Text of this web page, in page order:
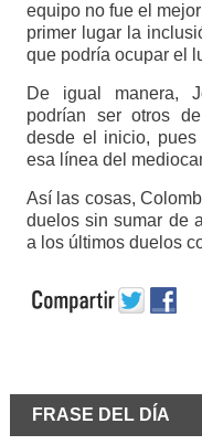
equipo no fue el
primer lugar la
que podría ocupar el
De igual manera,
podrían ser otros
desde el inicio, pues
esa línea del
Así las cosas,
duelos sin sumar de
a los últimos duelos
FRASE DEL DÍA